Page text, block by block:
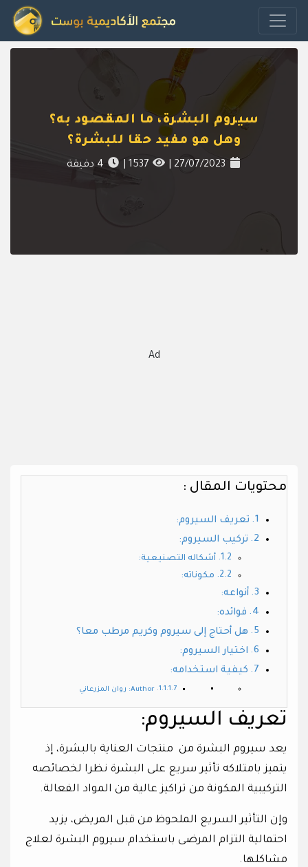
سيروم البشرة، ما المقصود به؟
وهل هو مفيد حقا للبشرة؟
27/07/2023
4 دقيقة
Ad
محتويات المقال :
تعريف السيروم:
تركيب السيروم:
أشكاله التصنيعية:
مكوناته:
أنواعه:
فوائده:
هل أحتاج إلى سيروم وكريم مرطب معا؟
اختيار السيروم:
كيفية استخدامه:
Author: روان المزرعاني
تعريف السيروم:
يعد سيروم البشرة من منتجات العناية بالبشرة، إذ
يتميز بامتلاكه تأثير سريع على البشرة نظرا لخصائصه
التركيبية المكونة من تراكيز عالية من المواد الفعالة.
وإن التأثير السريع الملحوظ من قبل المريض، يزيد
احتمالية التزام المرضى باستخدام سيروم البشرة لعلاج
مشاكلها.